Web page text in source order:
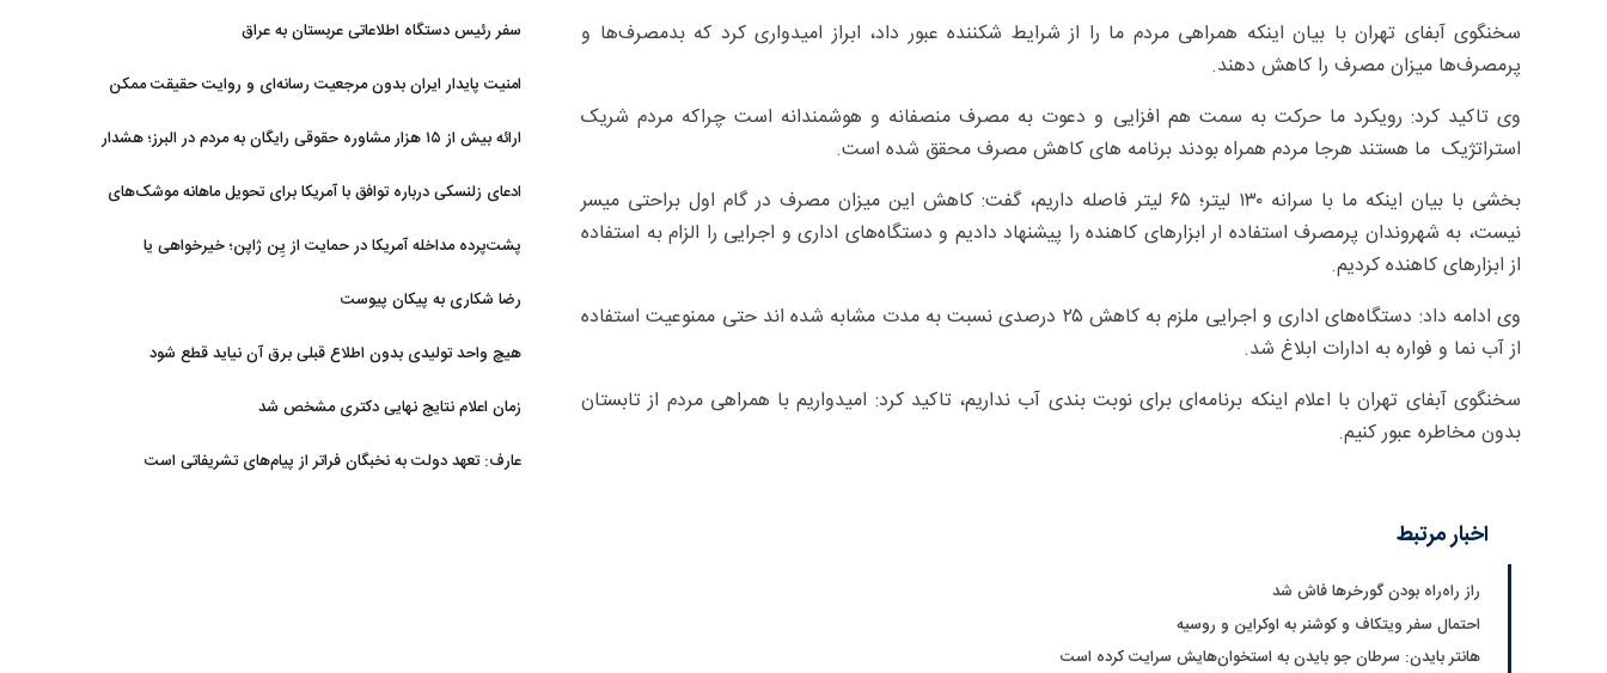
سخنگوی آبفای تهران با بیان اینکه همراهی مردم ما را از شرایط شکننده عبور داد، ابراز امیدواری کرد که بدمصرف‌ها و
پرمصرف‌ها میزان مصرف را کاهش دهند.
وی تاکید کرد: رویکرد ما حرکت به سمت هم افزایی و دعوت به مصرف منصفانه و هوشمندانه است چراکه مردم شریک
استراتژیک ما هستند هرجا مردم همراه بودند برنامه های کاهش مصرف محقق شده است.
بخشی با بیان اینکه ما با سرانه ۱۳۰ لیتر؛ ۶۵ لیتر فاصله داریم، گفت: کاهش این میزان مصرف در گام اول براحتی میسر
نیست، به شهروندان پرمصرف استفاده ار ابزارهای کاهنده را پیشنهاد دادیم و دستگاه‌های اداری و اجرایی را الزام به استفاده
از ابزارهای کاهنده کردیم.
وی ادامه داد: دستگاه‌های اداری و اجرایی ملزم به کاهش ۲۵ درصدی نسبت به مدت مشابه شده اند حتی ممنوعیت استفاده
از آب نما و فواره به ادارات ابلاغ شد.
سخنگوی آبفای تهران با اعلام اینکه برنامه‌ای برای نوبت بندی آب نداریم، تاکید کرد: امیدواریم با همراهی مردم از تابستان
بدون مخاطره عبور کنیم.
اخبار مرتبط
راز راه‌راه بودن گورخرها فاش شد
احتمال سفر ویتکاف و کوشنر به اوکراین و روسیه
هانتر بایدن: سرطان جو بایدن به استخوان‌هایش سرایت کرده است
سفر رئیس دستگاه اطلاعاتی عربستان به عراق
امنیت پایدار ایران بدون مرجعیت رسانه‌ای و روایت حقیقت ممکن
ارائه بیش از ۱۵ هزار مشاوره حقوقی رایگان به مردم در البرز؛ هشدار
ادعای زلنسکی درباره توافق با آمریکا برای تحویل ماهانه موشک‌های
پشت‌پرده مداخله آمریکا در حمایت از یِن ژاپن؛ خیرخواهی یا
رضا شکاری به پیکان پیوست
هیچ واحد تولیدی بدون اطلاع قبلی برق آن نیاید قطع شود
زمان اعلام نتایج نهایی دکتری مشخص شد
عارف: تعهد دولت به نخبگان فراتر از پیام‎‌های تشریفاتی است